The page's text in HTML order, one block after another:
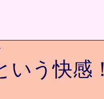
いう快感！